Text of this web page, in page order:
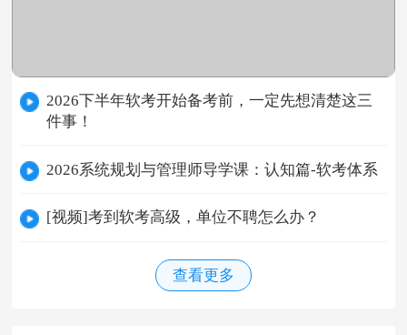
2026下半年软考开始备考前，一定先想清楚这三
件事！
2026系统规划与管理师导学课：认知篇-软考体系
[视频]考到软考高级，单位不聘怎么办？
查看更多